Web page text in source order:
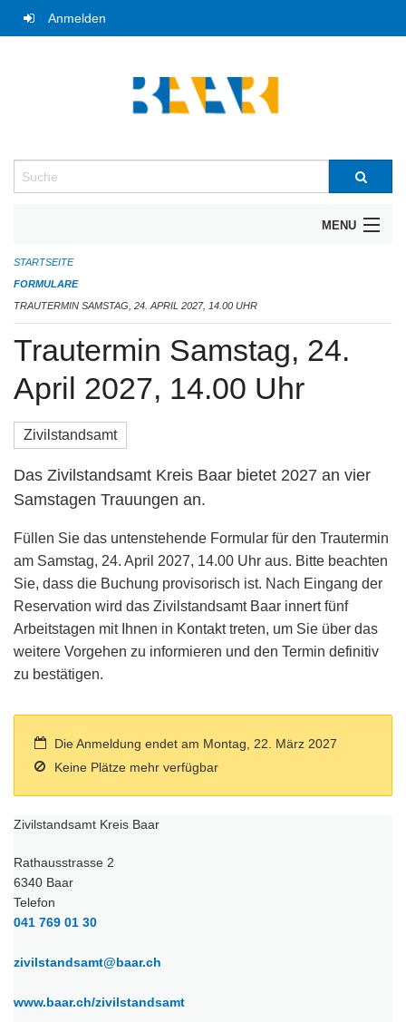
NavigationAnmelden
MENU
UNTERNEHMERFRÜHSTÜCK
BIBLIOTHEK
TRAUTERMINE
STARTSEITE
FORMULARE
TRAUTERMIN SAMSTAG, 24. APRIL 2027, 14.00 UHR
Trautermin Samstag, 24.
April 2027, 14.00 Uhr
Zivilstandsamt
Das Zivilstandsamt Kreis Baar bietet 2027 an vier
Samstagen Trauungen an.
Füllen Sie das untenstehende Formular für den Trautermin
am Samstag, 24. April 2027, 14.00 Uhr aus. Bitte beachten
Sie, dass die Buchung provisorisch ist. Nach Eingang der
Reservation wird das Zivilstandsamt Baar innert fünf
Arbeitstagen mit Ihnen in Kontakt treten, um Sie über das
weitere Vorgehen zu informieren und den Termin definitiv
zu bestätigen.
Die Anmeldung endet am Montag, 22. März 2027
Keine Plätze mehr verfügbar
Zivilstandsamt Kreis Baar
Rathausstrasse 2
6340 Baar
Telefon
041 769 01 30
zivilstandsamt@baar.ch
www.baar.ch/zivilstandsamt